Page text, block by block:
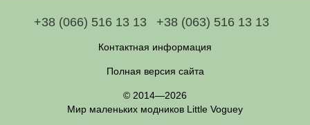
+38 (066) 516 13 13 +38 (063) 516 13 13
Контактная информация
Полная версия сайта
© 2014—2026
Мир маленьких модников Little Voguey